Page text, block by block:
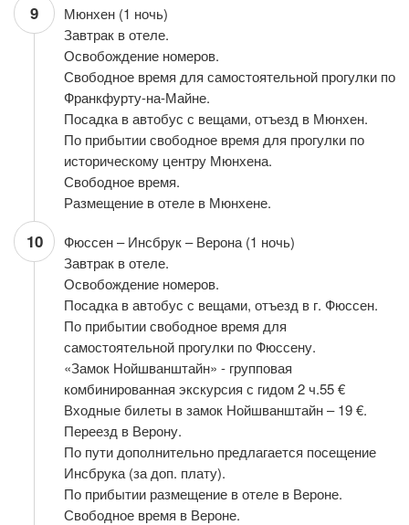
9
Мюнхен (1 ночь)
Завтрак в отеле.
Освобождение номеров.
Свободное время для самостоятельной прогулки по
Франкфурту-на-Майне.
Посадка в автобус с вещами, отъезд в Мюнхен.
По прибытии свободное время для прогулки по
историческому центру Мюнхена.
Свободное время.
Размещение в отеле в Мюнхене.
10
Фюссен – Инсбрук – Верона (1 ночь)
Завтрак в отеле.
Освобождение номеров.
Посадка в автобус с вещами, отъезд в г. Фюссен.
По прибытии свободное время для
самостоятельной прогулки по Фюссену.
«Замок Нойшванштайн» - групповая
комбинированная экскурсия с гидом 2 ч.55 €
Входные билеты в замок Нойшванштайн – 19 €.
Переезд в Верону.
По пути дополнительно предлагается посещение
Инсбрука (за доп. плату).
По прибытии размещение в отеле в Вероне.
Свободное время в Вероне.